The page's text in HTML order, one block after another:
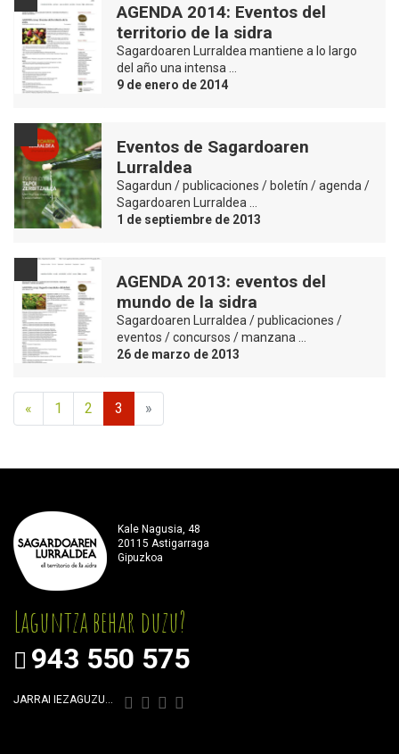
AGENDA 2014: Eventos del
territorio de la sidra
Sagardoaren Lurraldea mantiene a lo largo
del año una intensa …
9 de enero de 2014
Eventos de Sagardoaren
Lurraldea
Sagardun / publicaciones / boletín / agenda /
Sagardoaren Lurraldea …
1 de septiembre de 2013
AGENDA 2013: eventos del
mundo de la sidra
Sagardoaren Lurraldea / publicaciones /
eventos / concursos / manzana …
26 de marzo de 2013
« 1 2 3 »
Kale Nagusia, 48
20115 Astigarraga
Gipuzkoa
Laguntza behar duzu?
943 550 575
JARRAI IEZAGUZU…